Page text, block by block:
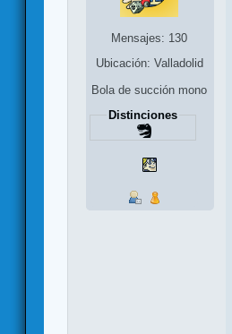
Mensajes: 130
Ubicación: Valladolid
Bola de succión mono
Distinciones